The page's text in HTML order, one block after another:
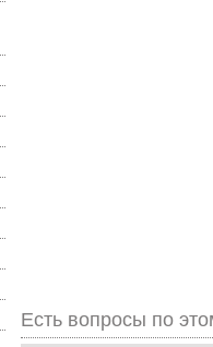
Есть вопросы по